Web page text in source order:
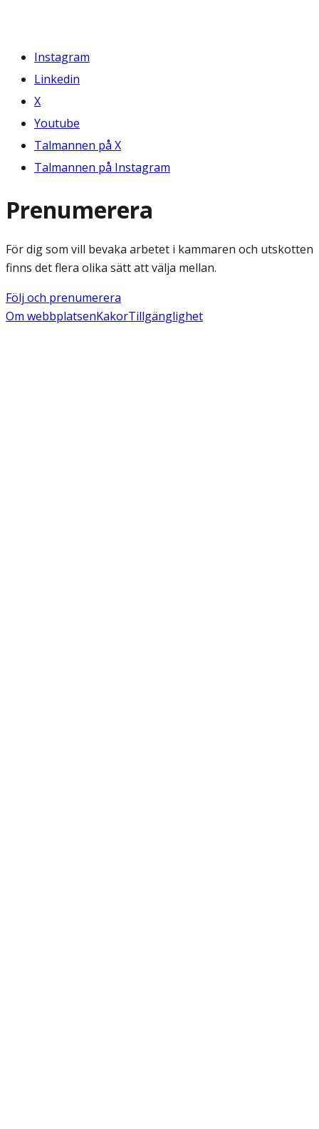
Instagram
Linkedin
X
Youtube
Talmannen på X
Talmannen på Instagram
Prenumerera
För dig som vill bevaka arbetet i kammaren och utskotten
finns det flera olika sätt att välja mellan.
Följ och prenumerera
Om webbplatsenKakorTillgänglighet